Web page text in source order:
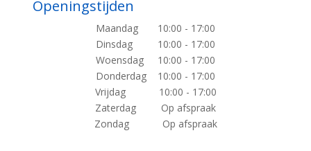
Openingstijden
Maandag 10:00 - 17:00
Dinsdag 10:00 - 17:00
Woensdag 10:00 - 17:00
Donderdag 10:00 - 17:00
Vrijdag 10:00 - 17:00
Zaterdag Op afspraak
Zondag Op afspraak